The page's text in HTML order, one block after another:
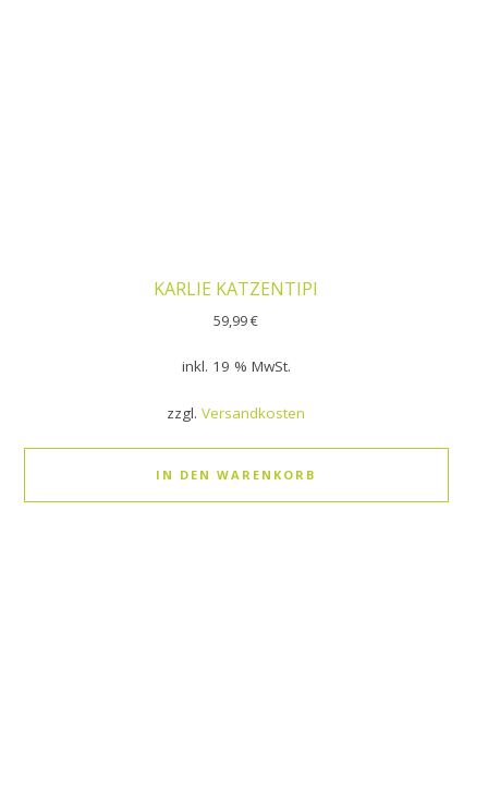
KARLIE KATZENTIPI
59,99€
inkl. 19 % MwSt.
zzgl.Versandkosten
IN DEN WARENKORB